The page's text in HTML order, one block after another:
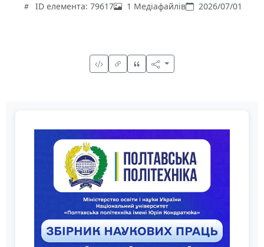
ID елемента: 79617 1 Медіафайлів 2026/07/01